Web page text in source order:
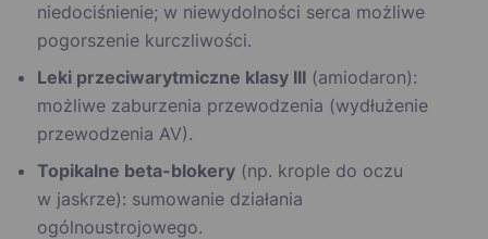
niedociśnienie; w niewydolności serca możliwe
pogorszenie kurczliwości.
Leki przeciwarytmiczne klasy III (amiodaron):
możliwe zaburzenia przewodzenia (wydłużenie
przewodzenia AV).
Topikalne beta-blokery (np. krople do oczu
w jaskrze): sumowanie działania
ogólnoustrojowego.